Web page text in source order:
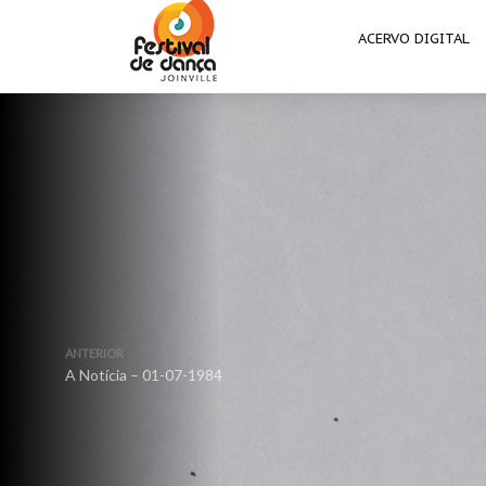
ACERVO DIGITAL
ANTERIOR
A Notícia – 01-07-1984